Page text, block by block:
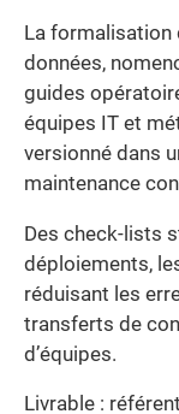
La formalisation
données,
guides
équipes IT et
versionné dans
maintenance
Des check-lists
déploiements,
réduisant les
transferts de
d’équipes.
Livrable :